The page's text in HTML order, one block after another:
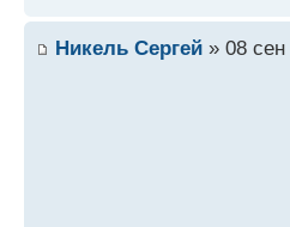
Никель Сергей » 08